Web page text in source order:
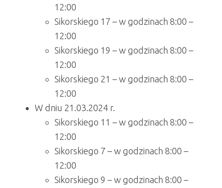
12:00
Sikorskiego 17 – w godzinach 8:00 –
12:00
Sikorskiego 19 – w godzinach 8:00 –
12:00
Sikorskiego 21 – w godzinach 8:00 –
12:00
W dniu 21.03.2024 r.
Sikorskiego 11 – w godzinach 8:00 –
12:00
Sikorskiego 7 – w godzinach 8:00 –
12:00
Sikorskiego 9 – w godzinach 8:00 –